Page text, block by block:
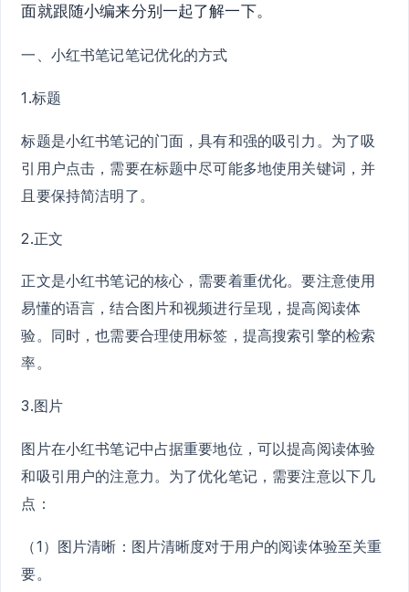
面就跟随小编来分别一起了解一下。
一、小红书笔记笔记优化的方式
1.标题
标题是小红书笔记的门面，具有和强的吸引力。为了吸
引用户点击，需要在标题中尽可能多地使用关键词，并
且要保持简洁明了。
2.正文
正文是小红书笔记的核心，需要着重优化。要注意使用
易懂的语言，结合图片和视频进行呈现，提高阅读体
验。同时，也需要合理使用标签，提高搜索引擎的检索
率。
3.图片
图片在小红书笔记中占据重要地位，可以提高阅读体验
和吸引用户的注意力。为了优化笔记，需要注意以下几
点：
（1）图片清晰：图片清晰度对于用户的阅读体验至关重
要。